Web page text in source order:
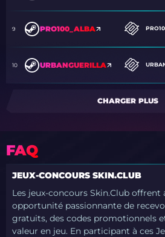
9 PRO100_ALBA
10 URBANGUERILLA
CHARGER PLUS
FAQ
JEUX-CONCOURS SKIN.CLUB
Les jeux-concours Skin.Club
opportunité passionnante de
gratuits, des codes promotionnels
valeur en jeu. En participant à ces